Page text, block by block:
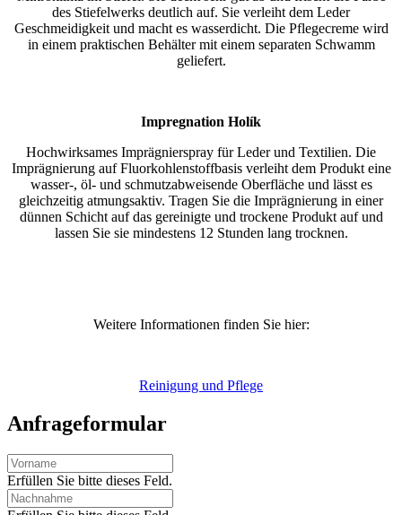
des Stiefelwerks deutlich auf. Sie verleiht dem Leder
Geschmeidigkeit und macht es wasserdicht. Die Pflegecreme wird
in einem praktischen Behälter mit einem separaten Schwamm
geliefert.
Impregnation Holík
Hochwirksames Imprägnierspray für Leder und Textilien. Die
Imprägnierung auf Fluorkohlenstoffbasis verleiht dem Produkt eine
wasser-, öl- und schmutzabweisende Oberfläche und lässt es
gleichzeitig atmungsaktiv. Tragen Sie die Imprägnierung in einer
dünnen Schicht auf das gereinigte und trockene Produkt auf und
lassen Sie sie mindestens 12 Stunden lang trocknen.
Weitere Informationen finden Sie hier:
Reinigung und Pflege
Anfrageformular
Erfüllen Sie bitte dieses Feld.